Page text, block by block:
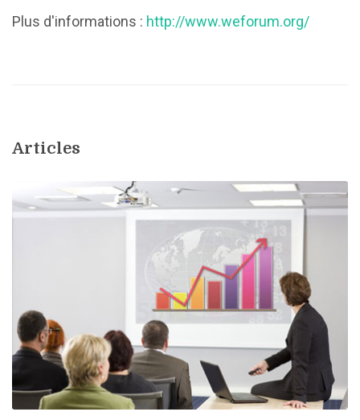
Plus d'informations : http://www.weforum.org/
Articles